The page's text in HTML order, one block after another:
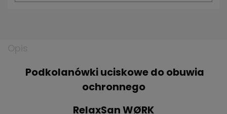
Podkolanówki uciskowe do obuwia
ochronnego
RelaxSan WØRK